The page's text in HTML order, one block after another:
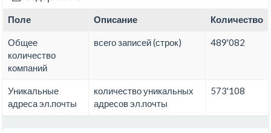
Поле Описание Количество
Общее
количество
компаний
всего записей (строк) 489'082
Уникальные
адреса эл.почты
количество уникальных
адресов эл.почты
573'108